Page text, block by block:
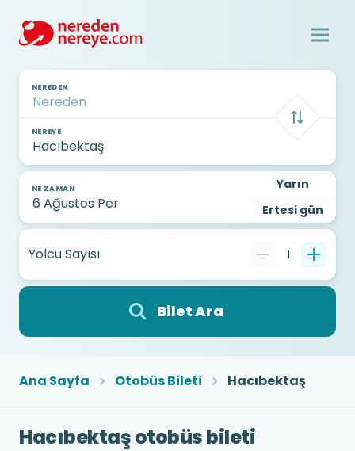
NEREDEN
NEREYE
NE ZAMAN
Yarın
Ertesi gün
Yolcu Sayısı 1
Bilet Ara
Ana Sayfa Otobüs Bileti Hacıbektaş
Hacıbektaş otobüs bileti